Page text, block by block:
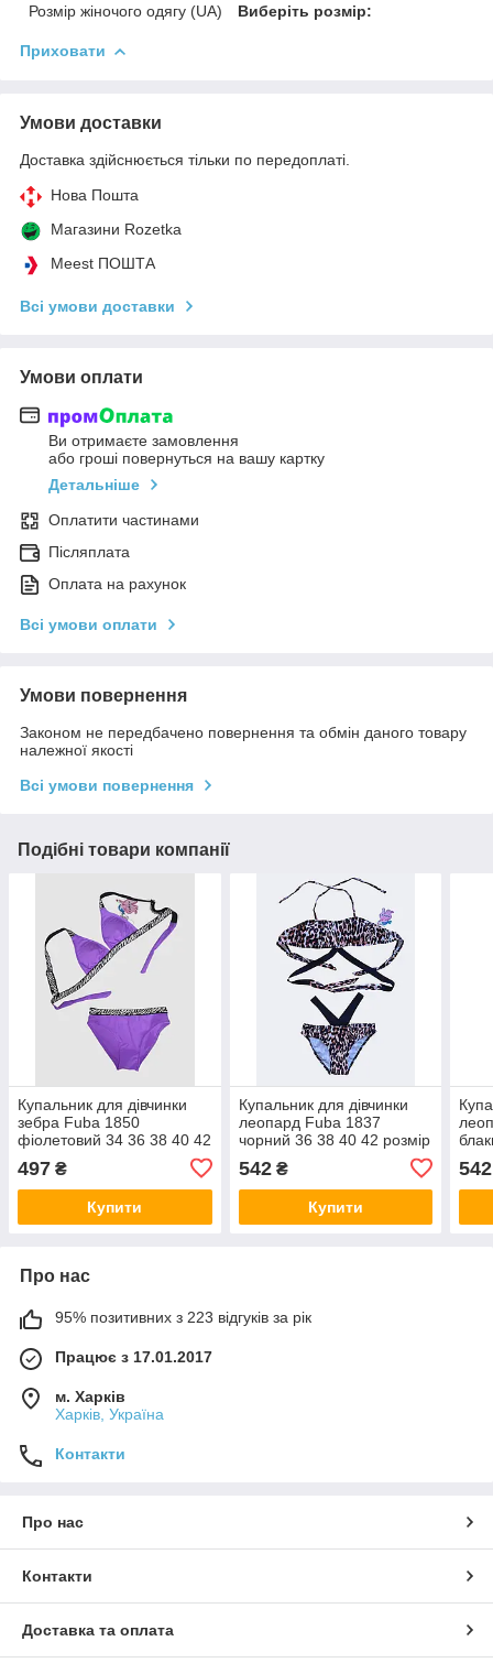
Розмір жіночого одягу (UA)
Виберіть розмір:
Приховати
Умови доставки
Доставка здійснюється тільки по передоплаті.
Нова Пошта
Магазини Rozetka
Meest ПОШТА
Всі умови доставки
Умови оплати
Ви отримаєте замовлення
або гроші повернуться на вашу картку
Детальніше
Оплатити частинами
Післяплата
Оплата на рахунок
Всі умови оплати
Умови повернення
Законом не передбачено повернення та обмін даного товару
належної якості
Всі умови повернення
Подібні товари компанії
Купальник для дівчинки
зебра Fuba 1850
фіолетовий 34 36 38 40 42
497 ₴
Купити
Купальник для дівчинки
леопард Fuba 1837
чорний 36 38 40 42 розмір
542₴
Купити
542
Про нас
95% позитивних з 223 відгуків за рік
Працює з 17.01.2017
м. Харків
Харків, Україна
Контакти
Про нас
Контакти
Доставка та оплата